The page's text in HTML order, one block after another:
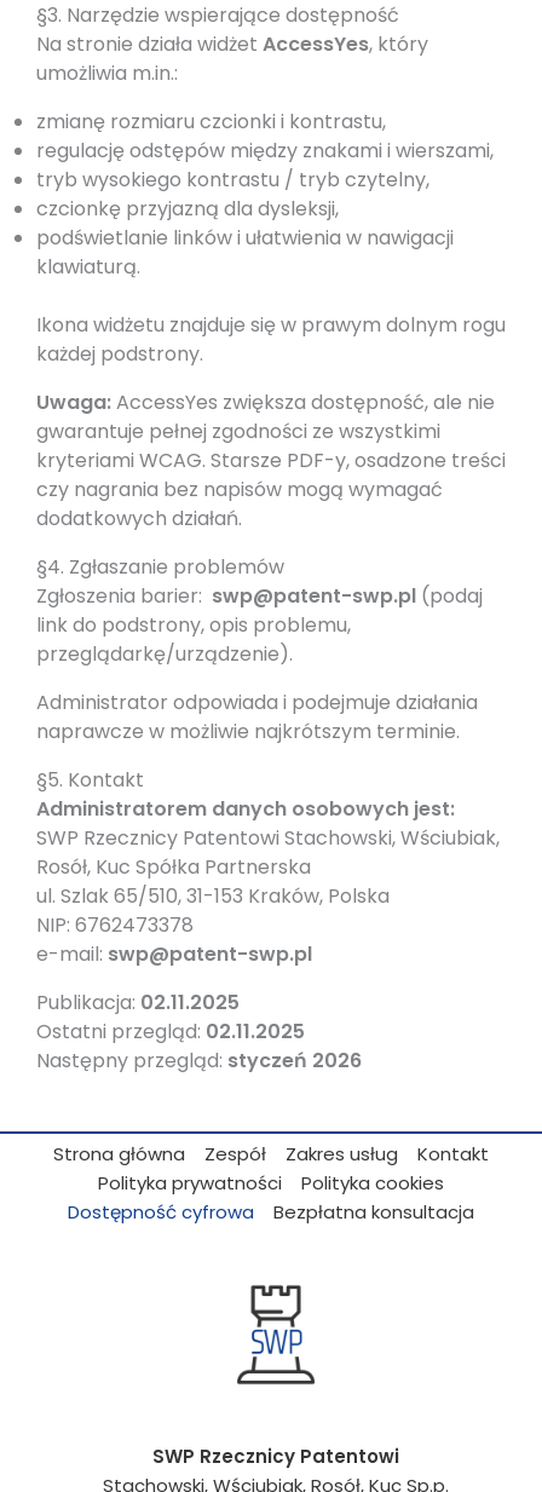
§3. Narzędzie wspierające dostępność
Na stronie działa widżet AccessYes, który
umożliwia m.in.:
zmianę rozmiaru czcionki i kontrastu,
regulację odstępów między znakami i wierszami,
tryb wysokiego kontrastu / tryb czytelny,
czcionkę przyjazną dla dysleksji,
podświetlanie linków i ułatwienia w nawigacji
klawiaturą.
Ikona widżetu znajduje się w prawym dolnym rogu
każdej podstrony.
Uwaga:AccessYes zwiększa dostępność, ale nie
gwarantuje pełnej zgodności ze wszystkimi
kryteriami WCAG. Starsze PDF-y, osadzone treści
czy nagrania bez napisów mogą wymagać
dodatkowych działań.
§4. Zgłaszanie problemów
Zgłoszenia barier: swp@patent-swp.pl (podaj
link do podstrony, opis problemu,
przeglądarkę/urządzenie).
Administrator odpowiada i podejmuje działania
naprawcze w możliwie najkrótszym terminie.
§5. Kontakt
Administratorem danych osobowych jest:
SWP Rzecznicy Patentowi Stachowski, Wściubiak,
Rosół, Kuc Spółka Partnerska
ul. Szlak 65/510, 31-153 Kraków, Polska
NIP: 6762473378
e-mail: swp@patent-swp.pl
Publikacja: 02.11.2025
Ostatni przegląd: 02.11.2025
Następny przegląd: styczeń 2026
Strona główna Zespół Zakres usług
Kontakt
Polityka prywatności
Polityka cookies
Dostępność cyfrowa
Bezpłatna konsultacja
SWP Rzecznicy Patentowi
Stachowski, Wściubiak, Rosół, Kuc Sp.p.